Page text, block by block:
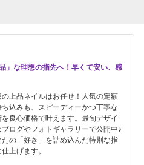
」な理想の指先へ！早くて安い、感
の上品ネイルはお任せ！人気の定額
ち込みも、スピーディーかつ丁寧な
を良心価格で叶えます。最旬デザイ
ブログやフォトギャラリーで公開中♪
たの「好き」を詰め込んだ特別な指
上げます。